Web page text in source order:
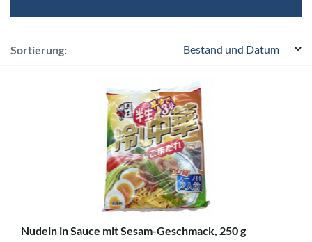
Sortierung: Bestand und Datum
Nudeln in Sauce mit Sesam-Geschmack, 250 g